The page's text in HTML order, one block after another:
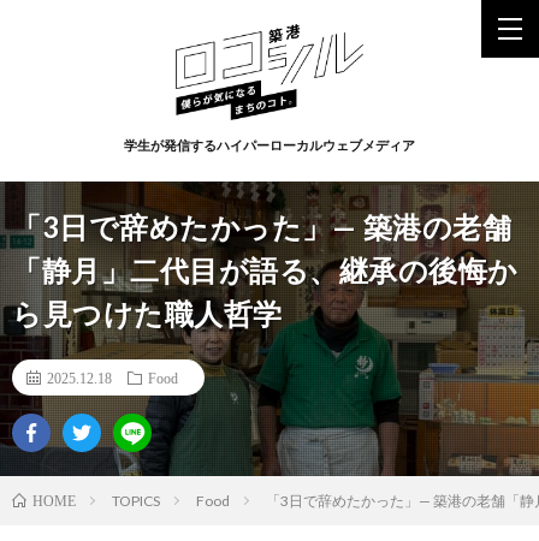
学生が発信するハイパーローカルウェブメディア
「3日で辞めたかった」— 築港の老舗
「静月」二代目が語る、継承の後悔か
ら見つけた職人哲学
2025.12.18 Food
HOME TOPICS Food 「3日で辞めたかった」— 築港の老舗「